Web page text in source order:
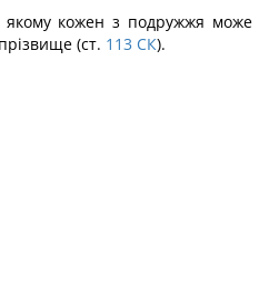
кожен з подружжя може
(ст. 113 СК).